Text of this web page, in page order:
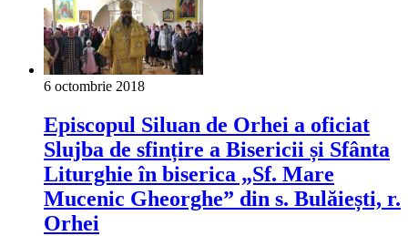
6 octombrie 2018
Episcopul Siluan de Orhei a oficiat
Slujba de sfințire a Bisericii și Sfânta
Liturghie în biserica „Sf. Mare
Mucenic Gheorghe” din s. Bulăiești, r.
Orhei